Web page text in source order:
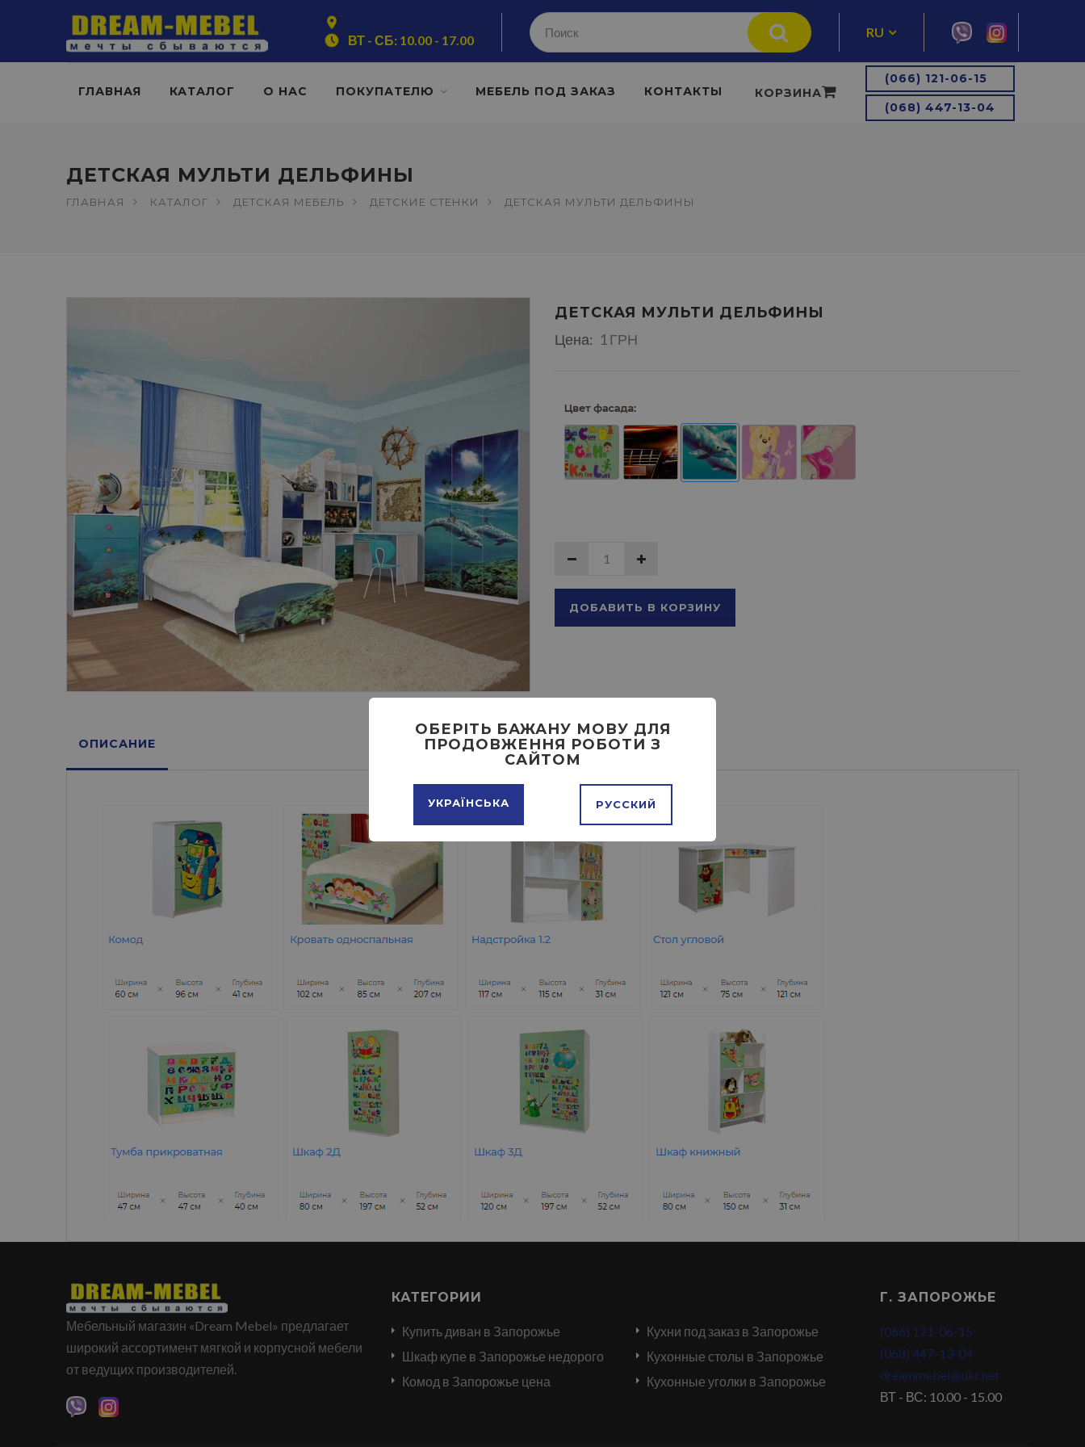
ВТ - СБ: 10.00 - 17.00
RU
ГЛАВНАЯ КАТАЛОГ О НАС ПОКУПАТЕЛЮ МЕБЕЛЬ ПОД ЗАКАЗ КОНТАКТЫ
(066) 121-06-15
(068) 447-13-04
КОРЗИНА
ДЕТСКАЯ МУЛЬТИ ДЕЛЬФИНЫ
ГЛАВНАЯ КАТАЛОГ ДЕТСКАЯ МЕБЕЛЬ ДЕТСКИЕ СТЕНКИ ДЕТСКАЯ МУЛЬТИ ДЕЛЬФИНЫ
ДЕТСКАЯ МУЛЬТИ ДЕЛЬФИНЫ
Цена: 1 ГРН
ДОБАВИТЬ В КОРЗИНУ
ОПИСАНИЕ
Мебельный магазин «Dream Mebel» предлагает
широкий ассортимент мягкой и корпусной мебели
от ведущих производителей.
КАТЕГОРИИ
Купить диван в Запорожье
Шкаф купе в Запорожье недорого
Комод в Запорожье цена
Кухни под заказ в Запорожье
Кухонные столы в Запорожье
Кухонные уголки в Запорожье
Г. ЗАПОРОЖЬЕ
(066) 121-06-15
(068) 447-13-04
dreammebel@ukr.net
ВТ - ВС: 10.00 - 15.00
ОБЕРІТЬ БАЖАНУ МОВУ ДЛЯ
ПРОДОВЖЕННЯ РОБОТИ З
САЙТОМ
УКРАЇНСЬКА РУССКИЙ